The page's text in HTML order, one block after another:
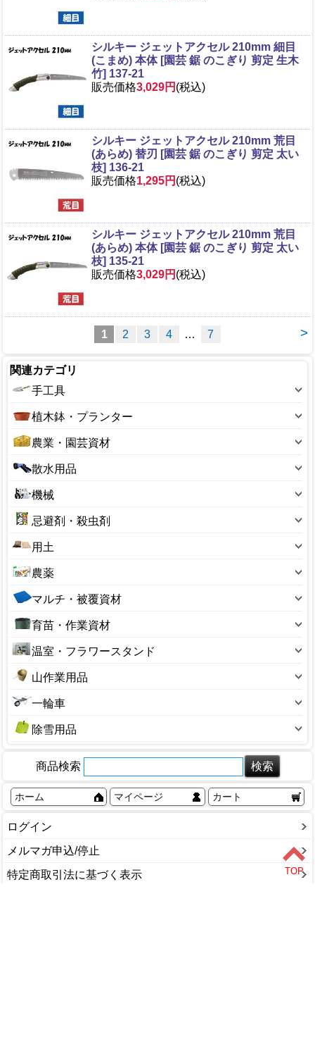
シルキー ジェットアクセル 210mm 細目
(こまめ) 本体 [園芸 鋸 のこぎり 剪定 生木
竹] 137-21
販売価格3,029円 (税込)
シルキー ジェットアクセル 210mm 荒目
(あらめ) 替刃 [園芸 鋸 のこぎり 剪定 太い
枝] 136-21
販売価格1,295円 (税込)
シルキー ジェットアクセル 210mm 荒目
(あらめ) 本体 [園芸 鋸 のこぎり 剪定 太い
枝] 135-21
販売価格3,029円 (税込)
>
1 2 3 4 … 7
関連カテゴリ
手工具
斧
鋏(ハサミ)
鉈(ナタ)
のこぎり(園芸用)
スコップ
レーキ・くまで
押切り
掛矢(カケヤ)
鎌(カマ)
鍬(クワ)
穴あけ器
溝そうじ器
十能・火ばさみ
鶴嘴(ツルハシ)
砥石(園芸用)
楔(くさび)
盆栽用品
植木鉢・プランター
10～19型
20～29型
30～39型
40～49型
50～59型
60～69型
100～190型
200～290型
300～390型
400～490型
550型サイズ
650型サイズ
3号サイズ
4号サイズ
5号サイズ
6号サイズ
8号サイズ
9号サイズ
12号サイズ
13号サイズ
14号サイズ
農業・園芸資材
アルミ線・結束タイ
フルイ(園芸用)
ボトル・容器
ポリ缶
ラベル
温度計
花台
杭・支柱
荒縄・こも
収穫コンテナ
収穫袋
生ゴミ処理
その他
散水用品
散水ホース
散水ノズル
散水パーツ
ホースリール
サニーホース
ジョウロ・水さし
スプリンクラー
ひしゃく・ロート
ホースバンド
ローリータンク
機械
刈払用品
芝刈用品
噴霧器・散布器
ガーデンシュレッダー
ナイロンコード
管理機・耕うん機
精米機・脱穀機
草焼きバーナー
忌避剤・殺虫剤
忌避剤
殺菌剤
殺虫剤
捕獲器
防鳥用品
用土
土のう袋
用土小袋
用土大袋
農薬
除草剤
植物成長調整剤
硫黄合剤・マシン油
マルチ・被覆資材
ビニールシート・マルチ
ブルーシート
園芸ネット
保温資材・寒冷遮
防草シート
育苗・作業資材
あぜ波
ガーデンチェア
ハウス部品
バスケット
塩水選容器
農機具補修用品
温室・フラワースタンド
ビニール温室
アルミ温室
フラワースタンド
山作業用品
熊よけ鈴
山菜かご
背負子（しょいこ）
一輪車
一輪車除雪用品
融雪ホース
雪かき・雪はね
除雪ダンプ
かんじき・スパイク
融雪剤・凍結剤
ソリ
商品検索
ホーム マイページ カート
ログイン
メルマガ申込/停止
特定商取引法に基づく表示